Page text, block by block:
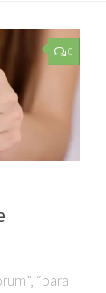
0
“para